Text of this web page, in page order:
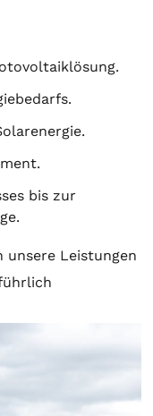
bis zur
unsere Leistungen